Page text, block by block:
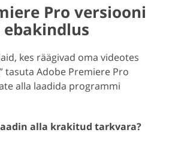
Pro versiooni
kes räägivad oma videotes
tasuta Adobe Premiere Pro
alla laadida programmi
alla krakitud tarkvara?